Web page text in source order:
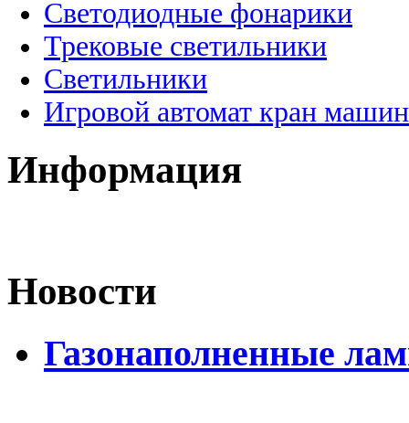
Светодиодные фонарики
Трековые светильники
Светильники
Игровой автомат кран
Информация
Новости
Газонаполненные